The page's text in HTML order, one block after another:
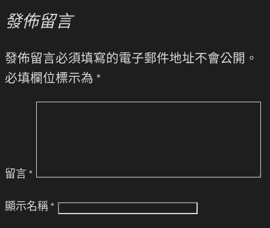
發佈留言
發佈留言必須填寫的電子郵件地址不會公開。
必填欄位標示為 *
留言 *
顯示名稱 *